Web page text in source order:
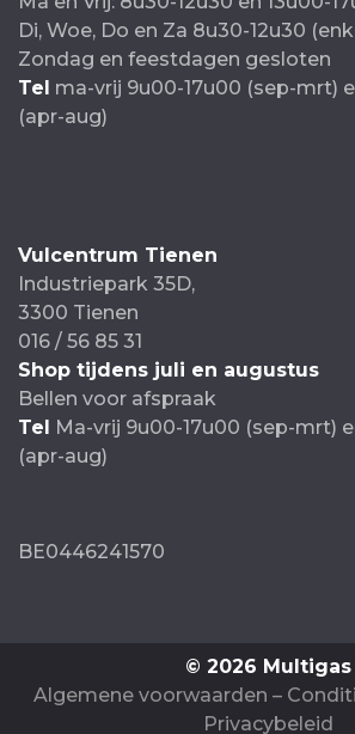
Di, Woe, Do en Za 8u30-12u30
Zondag en feestdagen gesloten
Tel ma-vrij 9u00-17u00 (sep-mrt)
(apr-aug)
Vulcentrum Tienen
Industriepark 35D,
3300 Tienen
016 / 56 85 31
Shop tijdens juli en augustus
Bellen voor afspraak
Tel Ma-vrij 9u00-17u00 (sep-mrt)
(apr-aug)
BE0446241570
© 2026 Multigas
Algemene voorwaarden –
Privacybeleid